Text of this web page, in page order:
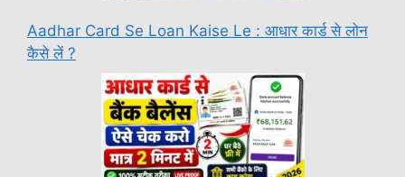
Aadhar Card Se Loan Kaise Le : आधार कार्ड से लोन
कैसे लें ?